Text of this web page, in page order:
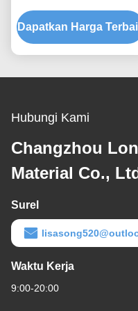
Listrik 42kv 30mm
Dapatkan Harga
Hubungi Kami
Changzhou
Material Co.,
Surel
Waktu Kerja
9:00-20:00